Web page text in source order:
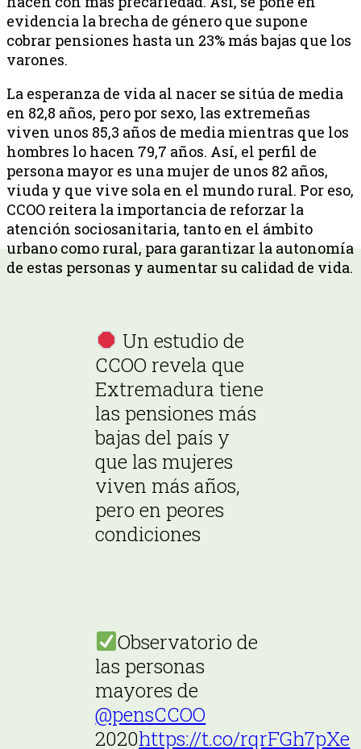
evidencia la brecha de género que supone
cobrar pensiones hasta un 23% más bajas que los
varones.
La esperanza de vida al nacer se sitúa de media
en 82,8 años, pero por sexo, las extremeñas
viven unos 85,3 años de media mientras que los
hombres lo hacen 79,7 años. Así, el perfil de
persona mayor es una mujer de unos 82 años,
viuda y que vive sola en el mundo rural. Por eso,
CCOO reitera la importancia de reforzar la
atención sociosanitaria, tanto en el ámbito
urbano como rural, para garantizar la autonomía
de estas personas y aumentar su calidad de vida.
Un estudio de
CCOO revela que
Extremadura tiene
las pensiones más
bajas del país y
que las mujeres
viven más años,
pero en peores
condiciones
Observatorio de
las personas
mayores de
@pensCCOO
2020https://t.co/rqrFGh7pXe